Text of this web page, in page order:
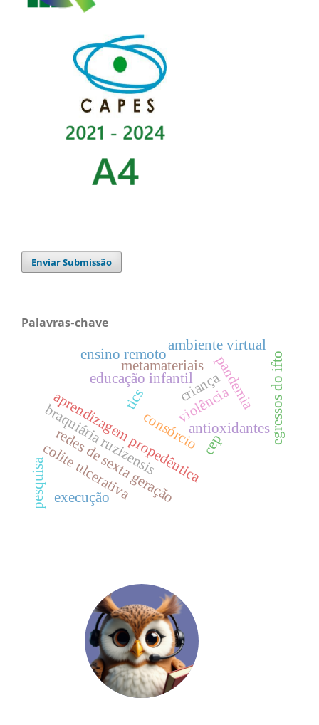
Enviar Submissão
Palavras-chave
aprendizagem propedêutica
consórcio
criança
educação infantil
violência
braquiária ruzizensis
metamateriais
redes de sexta geração
ensino remoto pandemia
tics
antioxidantes
colite ulcerativa cep
pesquisa
ambiente virtual
egressos do ifto
execução